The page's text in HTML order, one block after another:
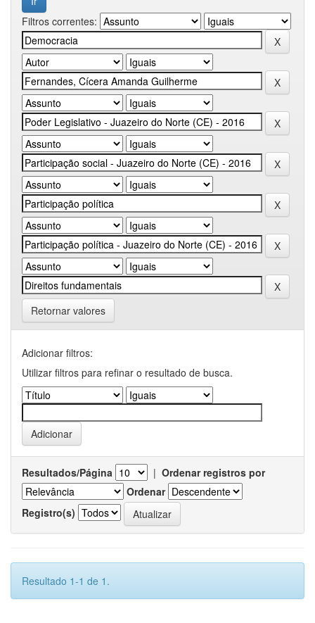
Filtros correntes:
Retornar valores
Adicionar filtros:
Utilizar filtros para refinar o resultado de busca.
Resultados/Página | Ordenar registros por
Ordenar
Registro(s)
Resultado 1-1 de 1.